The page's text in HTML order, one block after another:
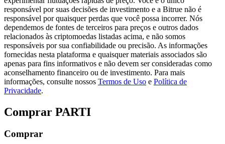
Investimento Automático
Obtenha lucro a longo prazo e interesses flexíveis
responsável por suas decisões de investimento e a Bitrue não é
responsável por quaisquer perdas que você possa incorrer. Nós
dependemos de fontes de terceiros para preços e outros dados
relacionados às criptomoedas listadas acima, e não somos
responsáveis por sua confiabilidade ou precisão. As informações
fornecidas nesta plataforma e quaisquer materiais associados são
apenas para fins informativos e não devem ser consideradas como
aconselhamento financeiro ou de investimento. Para mais
informações, consulte nossos Termos de Uso e Política de
Privacidade.
Comprar PARTI
Comprar